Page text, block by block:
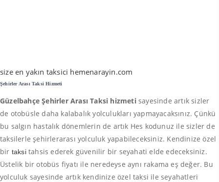
size en yakın taksici hemenarayin.com
Şehirler Arası Taksi Hizmeti
Güzelbahçe Şehirler Arası Taksi hizmetisayesinde artık sizler
de otobüsle daha kalabalık yolculukları yapmayacaksınız. Çünkü
bu salgın hastalık dönemlerin de artık Hes kodunuz ile sizler de
taksilerle şehirlerarası yolculuk yapabileceksiniz. Kendinize özel
bir taksitahsis ederek güvenilir bir seyahati elde edeceksiniz.
Üstelik bir otobüs fiyatı ile neredeyse aynı rakama eş değer. Bu
yolculuk sayesinde artık kendinize özel taksi ile seyahatleri